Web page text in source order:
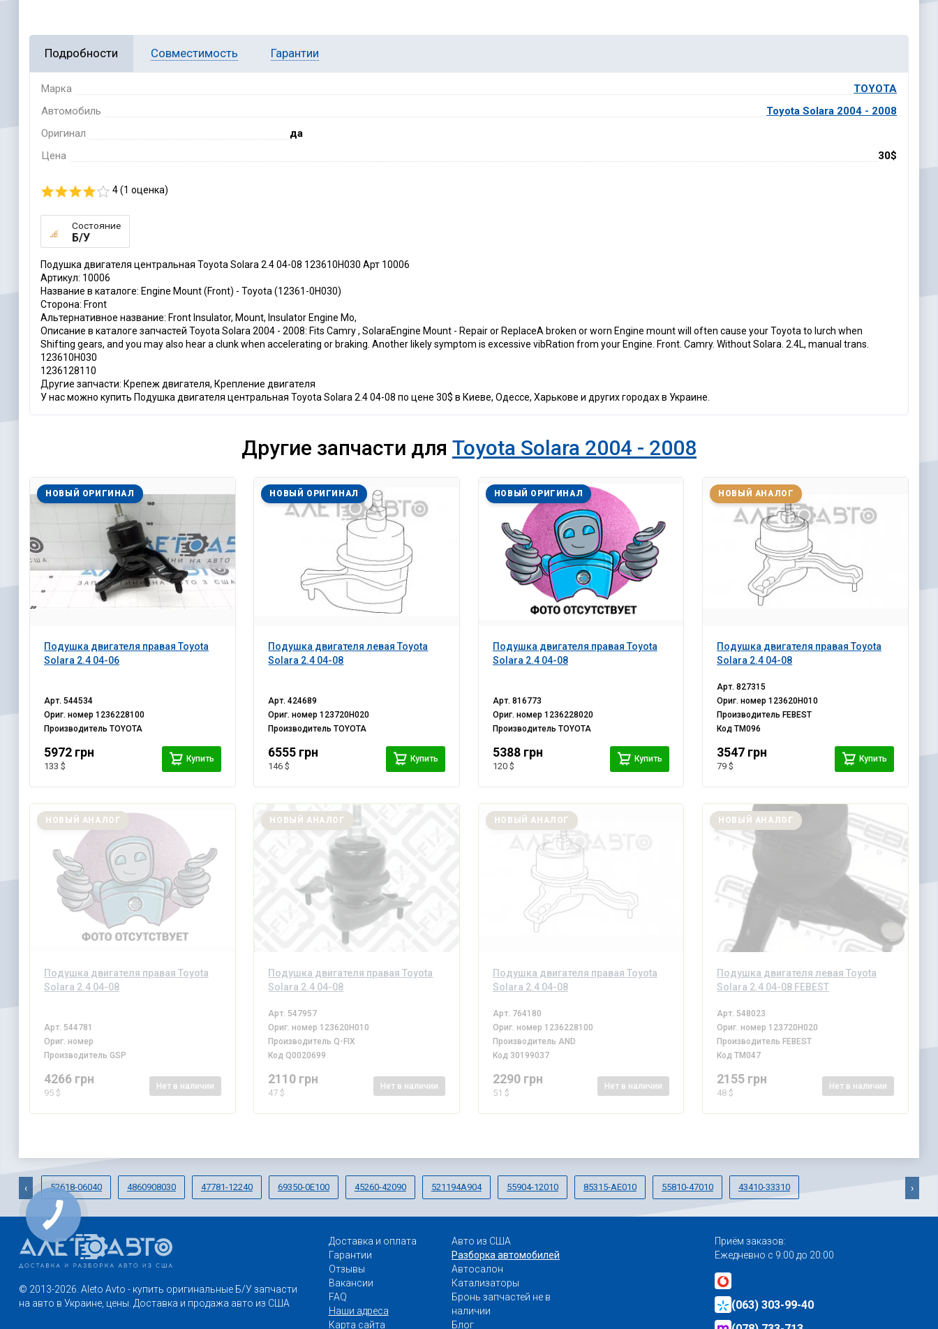
Подробности Совместимость Гарантии
Марка
TOYOTA
Автомобиль
Toyota Solara 2004 - 2008
Оригинал
да
Цена
30$
4 (1 оценка)
Состояние
Б/У
Подушка двигателя центральная Toyota Solara 2.4 04-08 123610H030 Арт 10006
Артикул: 10006
Название в каталоге: Engine Mount (Front) - Toyota (12361-0H030)
Сторона: Front
Альтернативное название: Front Insulator, Mount, Insulator Engine Mo,
Описание в каталоге запчастей Toyota Solara 2004 - 2008: Fits Camry , SolaraEngine Mount - Repair or ReplaceA broken or worn Engine mount will often cause your Toyota to lurch when
Shifting gears, and you may also hear a clunk when accelerating or braking. Another likely symptom is excessive vibRation from your Engine. Front. Camry. Without Solara. 2.4L, manual trans.
123610H030
1236128110
Другие запчасти: Крепеж двигателя, Крепление двигателя
У нас можно купить Подушка двигателя центральная Toyota Solara 2.4 04-08 по цене 30$ в Киеве, Одессе, Харькове и других городах в Украине.
Другие запчасти для Toyota Solara 2004 - 2008
Подушка двигателя правая Toyota
Solara 2.4 04-06
НОВЫЙ ОРИГИНАЛ
Арт.544534
Ориг. номер1236228100
ПроизводительTOYOTA
5972 грн
133 $
Купить
Подушка двигателя левая Toyota
Solara 2.4 04-08
НОВЫЙ ОРИГИНАЛ
Арт.424689
Ориг. номер123720H020
ПроизводительTOYOTA
6555 грн
146 $
Купить
Подушка двигателя правая Toyota
Solara 2.4 04-08
НОВЫЙ ОРИГИНАЛ
Арт. 816773
Ориг. номер 1236228020
Производитель TOYOTA
5388 грн
120 $
Купить
Подушка двигателя правая Toyota
Solara 2.4 04-08
НОВЫЙ АНАЛОГ
Арт.827315
Ориг. номер123620H010
Производитель FEBEST
КодTM096
3547 грн
79 $
Купить
Подушка двигателя правая Toyota
Solara 2.4 04-08
НОВЫЙ АНАЛОГ
Арт. 544781
Ориг. номер
Производитель GSP
4266 грн
95 $
Нет в наличии
Подушка двигателя правая Toyota
Solara 2.4 04-08
НОВЫЙ АНАЛОГ
Арт. 547957
Ориг. номер 123620H010
Производитель Q-FIX
Код Q0020699
2110 грн
47 $
Нет в наличии
Подушка двигателя правая Toyota
Solara 2.4 04-08
НОВЫЙ АНАЛОГ
Арт. 764180
Ориг. номер 1236228100
Производитель AND
Код 30199037
2290 грн
51 $
Нет в наличии
Подушка двигателя левая Toyota
Solara 2.4 04-08 FEBEST
НОВЫЙ АНАЛОГ
Арт. 548023
Ориг. номер 123720H020
Производитель FEBEST
КодTM047
2155 грн
48 $
Нет в наличии
52618-06040 4860908030 47781-12240 69350-0E100 45260-42090 521194A904 55904-12010 85315-AE010 55810-47010 43410-33310
‹ ›
© 2013-2026. Aleto Avto - купить оригинальные Б/У запчасти
на авто в Украине, цены. Доставка и продажа авто из США
Доставка и оплата
Гарантии
Отзывы
Вакансии
FAQ
Наши адреса
Карта сайта
Авто из США
Разборка автомобилей
Автосалон
Катализаторы
Бронь запчастей не в
наличии
Блог
Приём заказов:
Ежедневно с 9:00 до 20:00
(063) 303-99-40
КНОПКА
СВЯЗИ